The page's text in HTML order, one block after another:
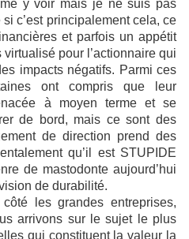
y voir mais je ne suis pas
c’est principalement cela, ce
et parfois un appétit
pour l’actionnaire qui
impacts négatifs. Parmi ces
ont compris que leur
à moyen terme et se
de bord, mais ce sont des
de direction prend des
qu’il est STUPIDE
de mastodonte aujourd’hui
de durabilité.
les grandes entreprises,
arrivons sur le sujet le plus
qui constituent la valeur la